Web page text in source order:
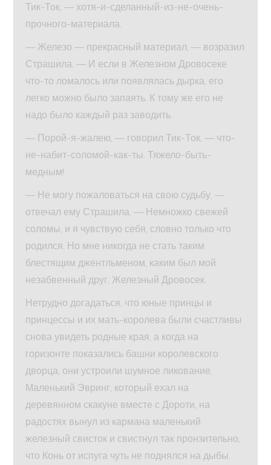
Тик-Ток, — хотя-и-сделанный-из-не-очень-
прочного-материала.
— Железо — прекрасный материал, — возразил
Страшила. — И если в Железном Дровосеке
что-то ломалось или появлялась дырка, его
легко можно было запаять. К тому же его не
надо было каждый раз заводить.
— Порой-я-жалею, — говорил Тик-Ток, — что-
не-набит-соломой-как-ты. Тяжело-быть-
медным!
— Не могу пожаловаться на свою судьбу, —
отвечал ему Страшила. — Немножко свежей
соломы, и я чувствую себя, словно только что
родился. Но мне никогда не стать таким
блестящим джентльменом, каким был мой
незабвенный друг, Железный Дровосек.
Нетрудно догадаться, что юные принцы и
принцессы и их мать-королева были счастливы
снова увидеть родные края, а когда на
горизонте показались башни королевского
дворца, они устроили шумное ликование.
Маленький Эвринг, который ехал на
деревянном скакуне вместе с Дороти, на
радостях вынул из кармана маленький
железный свисток и свистнул так пронзительно,
что Конь от испуга чуть не поднялся на дыбы.